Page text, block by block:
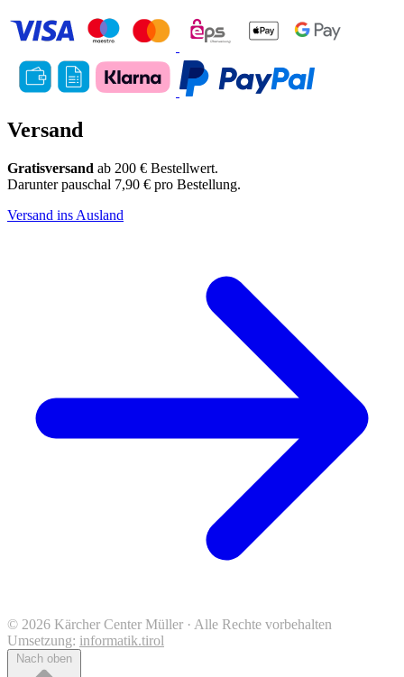
Versand
Gratisversand ab 200 € Bestellwert.
Darunter pauschal 7,90 € pro Bestellung.
Versand ins Ausland
© 2026 Kärcher Center Müller · Alle Rechte vorbehalten
Umsetzung: informatik.tirol
Nach oben